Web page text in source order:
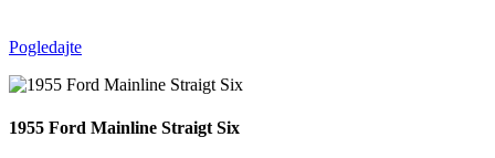
Pogledajte
1955 Ford Mainline Straigt Six